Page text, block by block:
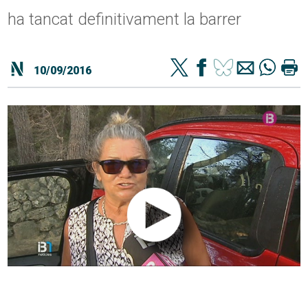
ha tancat definitivament la barrer
10/09/2016